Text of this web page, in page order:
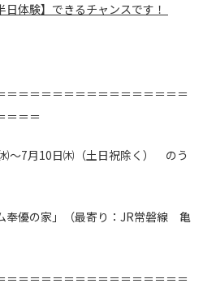
体験】できるチャンスです！
＝＝＝＝＝＝＝＝＝＝＝＝＝＝＝＝
＝＝＝
～7月10日㈭（土日祝除く） のう
奉優の家」（最寄り：JR常磐線 亀
＝＝＝＝＝＝＝＝＝＝＝＝＝＝＝＝